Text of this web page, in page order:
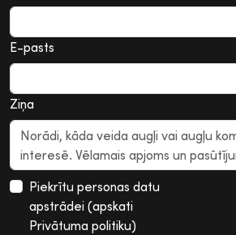
E-pasts
Ziņa
Piekrītu personas datu
apstrādei (apskati
Privātuma politiku)